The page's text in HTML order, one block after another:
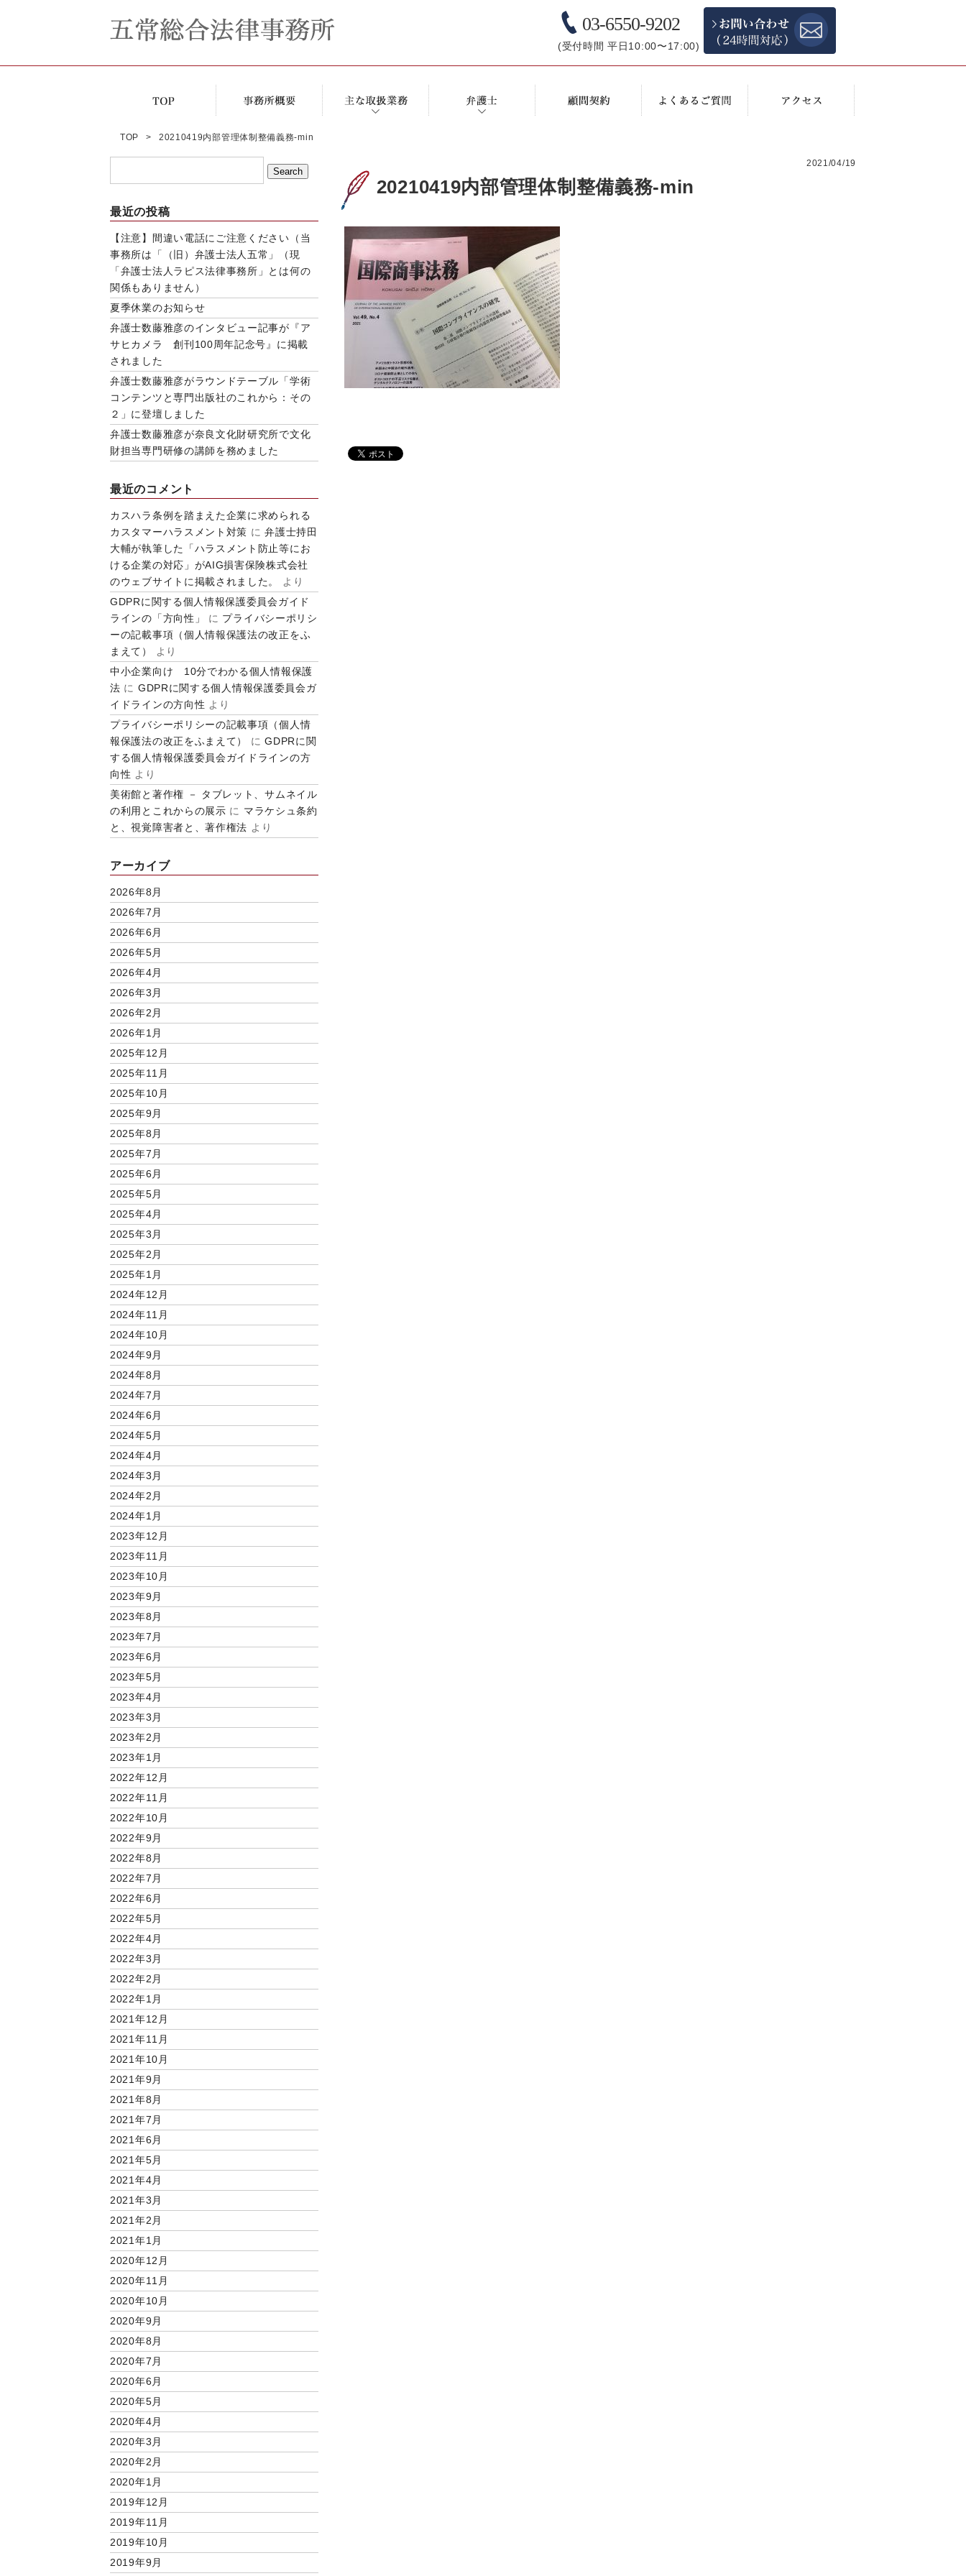
03-6550-9202
(受付時間 平日10:00〜17:00)
TOP 20210419内部管理体制整備義務-min
最近の投稿
【注意】間違い電話にご注意ください（当
事務所は「（旧）弁護士法人五常」（現
「弁護士法人ラピス法律事務所」とは何の
関係もありません）
夏季休業のお知らせ
弁護士数藤雅彦のインタビュー記事が『ア
サヒカメラ 創刊100周年記念号』に掲載
されました
弁護士数藤雅彦がラウンドテーブル「学術
コンテンツと専門出版社のこれから：その
２」に登壇しました
弁護士数藤雅彦が奈良文化財研究所で文化
財担当専門研修の講師を務めました
最近のコメント
カスハラ条例を踏まえた企業に求められる
カスタマーハラスメント対策 に弁護士持田
大輔が執筆した「ハラスメント防止等にお
ける企業の対応」がAIG損害保険株式会社
のウェブサイトに掲載されました。
より
GDPRに関する個人情報保護委員会ガイド
ラインの「方向性」
に プライバシーポリシ
ーの記載事項（個人情報保護法の改正をふ
まえて）
より
中小企業向け 10分でわかる個人情報保護
法 に GDPRに関する個人情報保護委員会ガ
イドラインの方向性 より
プライバシーポリシーの記載事項（個人情
報保護法の改正をふまえて）
にGDPRに関
する個人情報保護委員会ガイドラインの方
向性 より
美術館と著作権 － タブレット、サムネイル
の利用とこれからの展示 に マラケシュ条約
と、視覚障害者と、著作権法 より
アーカイブ
2026年8月
2026年7月
2026年6月
2026年5月
2026年4月
2026年3月
2026年2月
2026年1月
2025年12月
2025年11月
2025年10月
2025年9月
2025年8月
2025年7月
2025年6月
2025年5月
2025年4月
2025年3月
2025年2月
2025年1月
2024年12月
2024年11月
2024年10月
2024年9月
2024年8月
2024年7月
2024年6月
2024年5月
2024年4月
2024年3月
2024年2月
2024年1月
2023年12月
2023年11月
2023年10月
2023年9月
2023年8月
2023年7月
2023年6月
2023年5月
2023年4月
2023年3月
2023年2月
2023年1月
2022年12月
2022年11月
2022年10月
2022年9月
2022年8月
2022年7月
2022年6月
2022年5月
2022年4月
2022年3月
2022年2月
2022年1月
2021年12月
2021年11月
2021年10月
2021年9月
2021年8月
2021年7月
2021年6月
2021年5月
2021年4月
2021年3月
2021年2月
2021年1月
2020年12月
2020年11月
2020年10月
2020年9月
2020年8月
2020年7月
2020年6月
2020年5月
2020年4月
2020年3月
2020年2月
2020年1月
2019年12月
2019年11月
2019年10月
2019年9月
2021/04/19
20210419内部管理体制整備義務-min